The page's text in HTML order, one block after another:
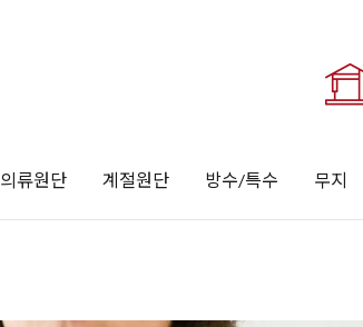
의류원단 계절원단 방수/특수 무지